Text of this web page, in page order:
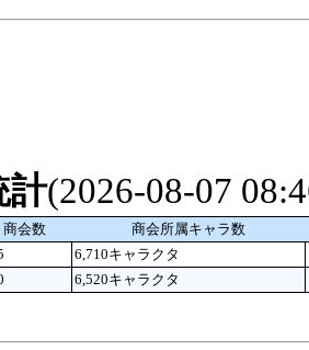
計(2026-08-07
商会数
商会所属キャラ数
6,710キャラクタ
6,520キャラクタ